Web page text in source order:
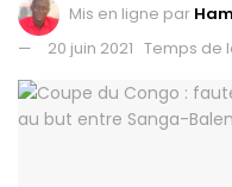
Mis en ligne par
20 juin 2021 Temps de